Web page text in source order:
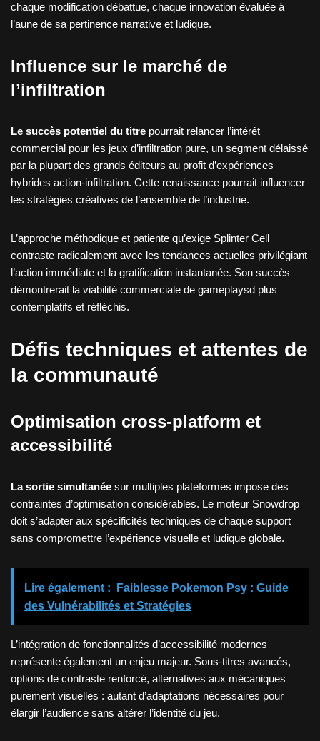
chaque modification débattue, chaque innovation évaluée à
l’aune de sa pertinence narrative et ludique.
Influence sur le marché de
l’infiltration
Le succès potentiel du titre pourrait relancer l’intérêt
commercial pour les jeux d’infiltration pure, un segment délaissé
par la plupart des grands éditeurs au profit d’expériences
hybrides action-infiltration. Cette renaissance pourrait influencer
les stratégies créatives de l’ensemble de l’industrie.
L’approche méthodique et patiente qu’exige Splinter Cell
contraste radicalement avec les tendances actuelles privilégiant
l’action immédiate et la gratification instantanée. Son succès
démontrerait la viabilité commerciale de gameplaysd plus
contemplatifs et réfléchis.
Défis techniques et attentes de
la communauté
Optimisation cross-platform et
accessibilité
La sortie simultanée sur multiples plateformes impose des
contraintes d’optimisation considérables. Le moteur Snowdrop
doit s’adapter aux spécificités techniques de chaque support
sans compromettre l’expérience visuelle et ludique globale.
Lire également :
Faiblesse Pokemon Psy : Guide
des Vulnérabilités et Stratégies
L’intégration de fonctionnalités d’accessibilité modernes
représente également un enjeu majeur. Sous-titres avancés,
options de contraste renforcé, alternatives aux mécaniques
purement visuelles : autant d’adaptations nécessaires pour
élargir l’audience sans altérer l’identité du jeu.